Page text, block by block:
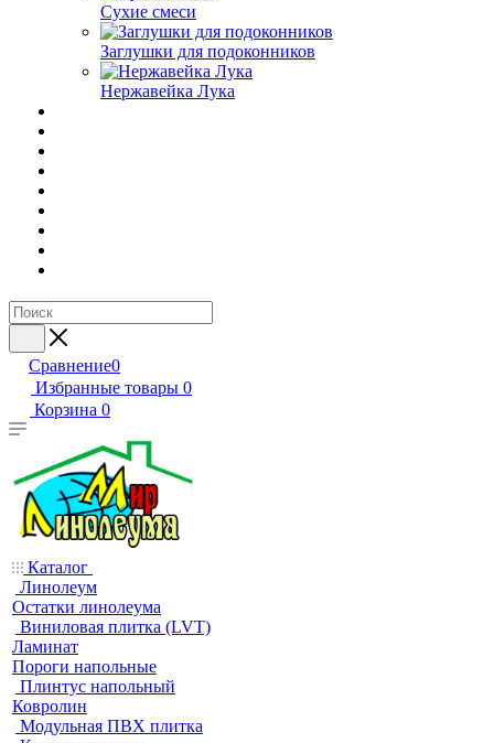
Сухие смеси
Заглушки для подоконников
Нержавейка Лука
Сравнение0
Избранные товары 0
Корзина 0
Каталог
Линолеум
Остатки линолеума
Виниловая плитка (LVT)
Ламинат
Пороги напольные
Плинтус напольный
Ковролин
Модульная ПВХ плитка